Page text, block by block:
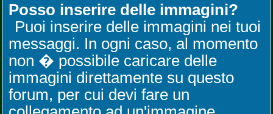
Posso inserire delle immagini?
Puoi inserire delle immagini nei tuoi
messaggi. In ogni caso, al momento
non � possibile caricare delle
immagini direttamente su questo
forum, per cui devi fare un